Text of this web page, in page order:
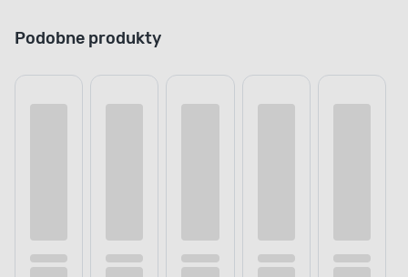
możesz dodatkowo rozcieńczyć za pomocą
lub benzyną lakową do lepkości roboczej. Jednak,
będzie całkowicie sucha, a ty możesz
Podobne produkty